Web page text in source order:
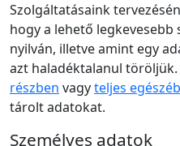
Szolgáltatásaink
hogy a lehető
nyilván, illetve amint egy
azt haladéktalanul
részben vagyteljes
tárolt adatokat.
Személyes adatok